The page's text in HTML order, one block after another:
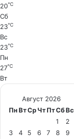
20℃
Сб
23℃
Вс
23℃
Пн
27℃
Вт
Август 2026
ПнВтСрЧтПтСбВс
1
2
3
4 5 6 7 8
9